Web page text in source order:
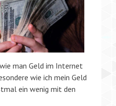
man Geld im Internet
wie ich mein Geld
ein wenig mit den